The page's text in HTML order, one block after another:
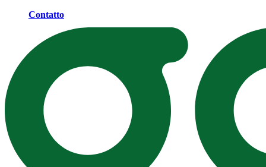
Contatto